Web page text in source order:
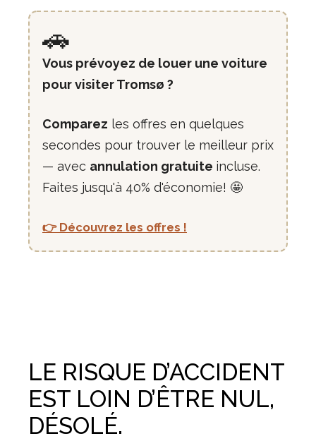
🚗
Vous prévoyez de louer une voiture
pour visiter Tromsø ?
Comparez les offres en quelques
secondes pour trouver le meilleur prix
— avec annulation gratuite incluse.
Faites jusqu'à 40% d'économie! 🤩
👉 Découvrez les offres !
LE RISQUE D’ACCIDENT
EST LOIN D’ÊTRE NUL,
DÉSOLÉ.